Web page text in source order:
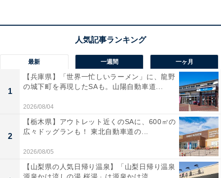
約30分
電話番号：011-787-0223
入場無料・駐車場無料（1,800台以上）
乗り物（SLバス・馬車・5インチ鉄道等）・手づくり体
験・収穫体験等：別途有料（詳細は公式サイトでご確認
ください）
【北海道】入館無料も！ 道内最大級の科学
館、サケの生態を学ぶ水族館……1日楽しめ
最新 一週間 一ヶ月
1
【兵庫県】「世界一忙しいラーメン」に、龍野
の城下町を再現したSAも。山陽自動車道...
2026/08/04
2
【栃木県】アウトレット近くのSAに、600㎡の
広々ドッグランも！ 東北自動車道の...
2026/08/05
【山梨県の人気日帰り温泉】「山梨日帰り温泉